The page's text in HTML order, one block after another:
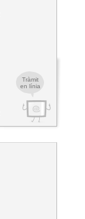
Tràmit
en línia